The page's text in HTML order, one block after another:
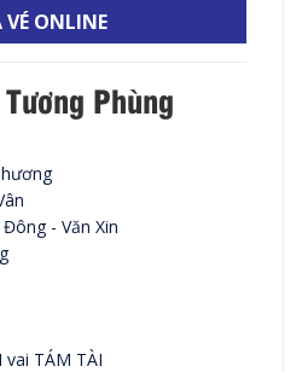
VÉ ONLINE
Phùng
- Văn Xin
vai TÁM TÀI